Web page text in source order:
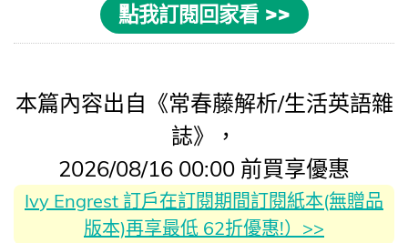
點我訂閱回家看 >>
本篇內容出自《常春藤解析/生活英語雜
誌》，
2026/08/16 00:00 前買享優惠
Ivy Engrest 訂戶在訂閱期間訂閱紙本(無贈品
版本)再享最低 62折優惠!）>>